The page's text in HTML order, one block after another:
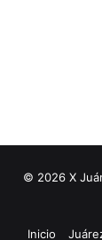
© 2026 X
Inicio